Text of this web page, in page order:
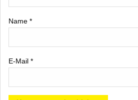
Name *
E-Mail *